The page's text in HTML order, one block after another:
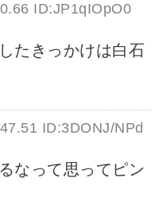
ID:JP1qIOpO0
たきっかけは白石
ID:3DONJ/NPd
なって思ってピン